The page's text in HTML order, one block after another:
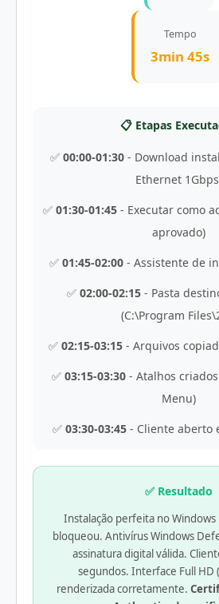
Tempo
3min 45s
📋 Etapas
✅ 00:00-01:30 - Download
Ethernet
✅ 01:30-01:45 - Executar como
aprovado)
✅ 01:45-02:00- Assistente de
✅ 02:00-02:15 - Pasta
(C:\Program
✅ 02:15-03:15- Arquivos
✅ 03:15-03:30- Atalhos
Menu)
✅ 03:30-03:45- Cliente aberto
✅ Resultado
Instalação perfeita no Windows
bloqueou. Antivírus Windows
assinatura digital válida.
segundos. Interface Full HD
renderizada corretamente.